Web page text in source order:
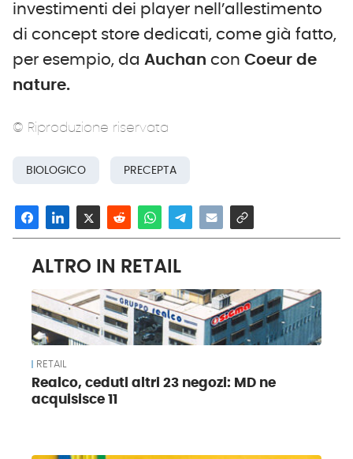
investimenti dei player nell’allestimento
di concept store dedicati, come già fatto,
per esempio, da Auchan con Coeur de
nature.
© Riproduzione riservata
BIOLOGICO PRECEPTA
ALTRO IN RETAIL
RETAIL
Realco, ceduti altri 23 negozi: MD ne
acquisisce 11